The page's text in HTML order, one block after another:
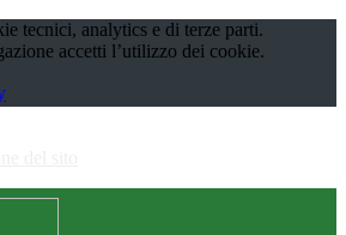
tecnici, analytics e di terze parti.
accetti l’utilizzo dei cookie.